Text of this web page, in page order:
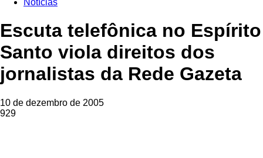
Notícias
Escuta telefônica no Espírito
Santo viola direitos dos
jornalistas da Rede Gazeta
10 de dezembro de 2005
929